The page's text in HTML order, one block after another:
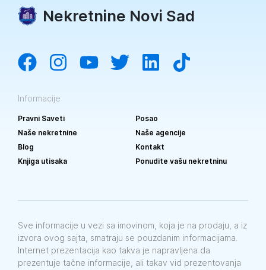
Nekretnine Novi Sad
Informacije
Pravni Saveti
Posao
Naše nekretnine
Naše agencije
Blog
Kontakt
Knjiga utisaka
Ponudite vašu nekretninu
Sve informacije u vezi sa imovinom, koja je na prodaju, a iz
izvora ovog sajta, smatraju se pouzdanim informacijama.
Internet prezentacija kao takva je napravljena da
prezentuje tačne informacije, ali takav vid prezentovanja